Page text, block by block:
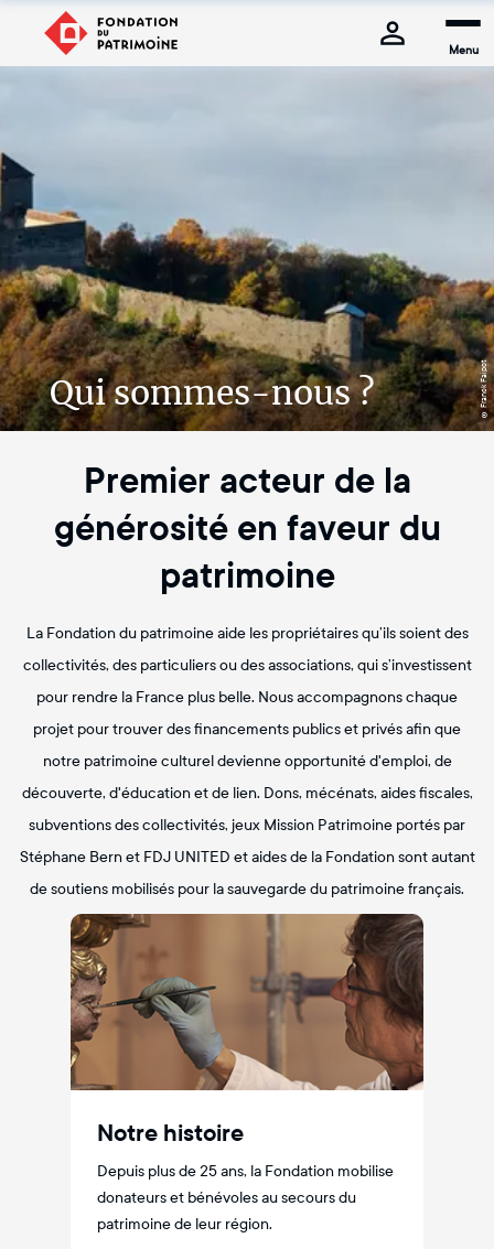
Menu
© Franck Faipot
Qui sommes-nous ?
Premier acteur de la
générosité en faveur du
patrimoine
La Fondation du patrimoine aide les propriétaires qu’ils soient des
collectivités, des particuliers ou des associations, qui s’investissent
pour rendre la France plus belle. Nous accompagnons chaque
projet pour trouver des financements publics et privés afin que
notre patrimoine culturel devienne opportunité d'emploi, de
découverte, d'éducation et de lien. Dons, mécénats, aides fiscales,
subventions des collectivités, jeux Mission Patrimoine portés par
Stéphane Bern et FDJ UNITED et aides de la Fondation sont autant
de soutiens mobilisés pour la sauvegarde du patrimoine français.
Notre histoire
Depuis plus de 25 ans, la Fondation mobilise
donateurs et bénévoles au secours du
patrimoine de leur région.